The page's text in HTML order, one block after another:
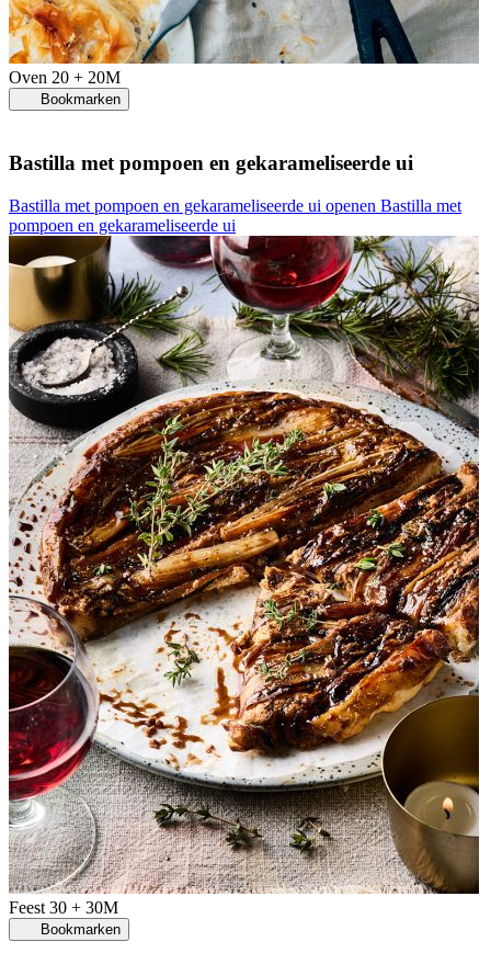
Oven 20 + 20M
Bookmarken
Bastilla met pompoen en gekarameliseerde ui
Bastilla met pompoen en gekarameliseerde ui openen Bastilla met
pompoen en gekarameliseerde ui
Feest 30 + 30M
Bookmarken